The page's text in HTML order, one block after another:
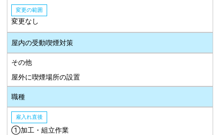
変更の範囲
変更なし
屋内の受動喫煙対策
その他
屋外に喫煙場所の設置
職種
雇入れ直後
①加工・組立作業